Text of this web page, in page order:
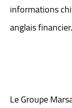
informations
anglais financier.
Le Groupe